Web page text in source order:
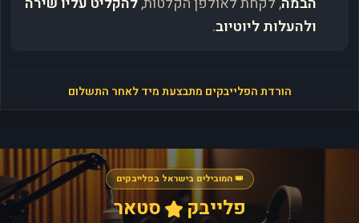
ולהעלות ליוטיוב.
הורדת הפלייבקים מתבצעת מיד לאחר התשלום
👑 המובילים בישראל בפלייבקים
פלייבק סטאר